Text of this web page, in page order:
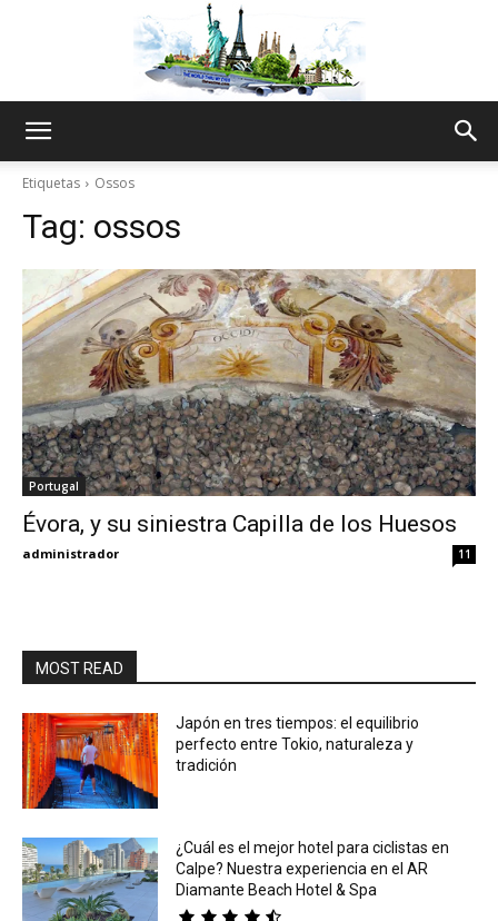
Thru
My
Etiquetas Ossos
Tag: ossos
Portugal
Évora, y su siniestra Capilla de los Huesos
administrador 11
MOST READ
Japón en tres tiempos: el equilibrio
perfecto entre Tokio, naturaleza y
tradición
¿Cuál es el mejor hotel para ciclistas en
Calpe? Nuestra experiencia en el AR
Diamante Beach Hotel & Spa